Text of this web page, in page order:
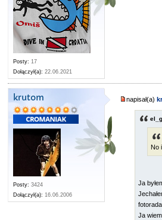
Posty: 17
Dołączył(a): 22.06.2021
krutom
Posty: 3424
Dołączył(a): 16.06.2006
napisał(a)
No
Ja
Ja